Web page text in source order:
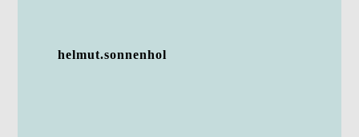
helmut.sonnenhol